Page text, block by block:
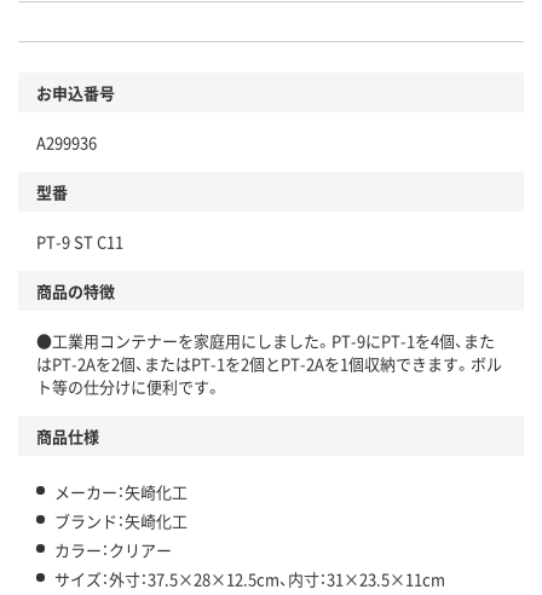
お申込番号
A299936
型番
PT-9 ST C11
商品の特徴
●工業用コンテナーを家庭用にしました。PT-9にPT-1を4個、また
はPT-2Aを2個、またはPT-1を2個とPT-2Aを1個収納できます。ボル
ト等の仕分けに便利です。
商品仕様
メーカー：矢崎化工
ブランド：矢崎化工
カラー：クリアー
サイズ：外寸：37.5×28×12.5cm、内寸：31×23.5×11cm